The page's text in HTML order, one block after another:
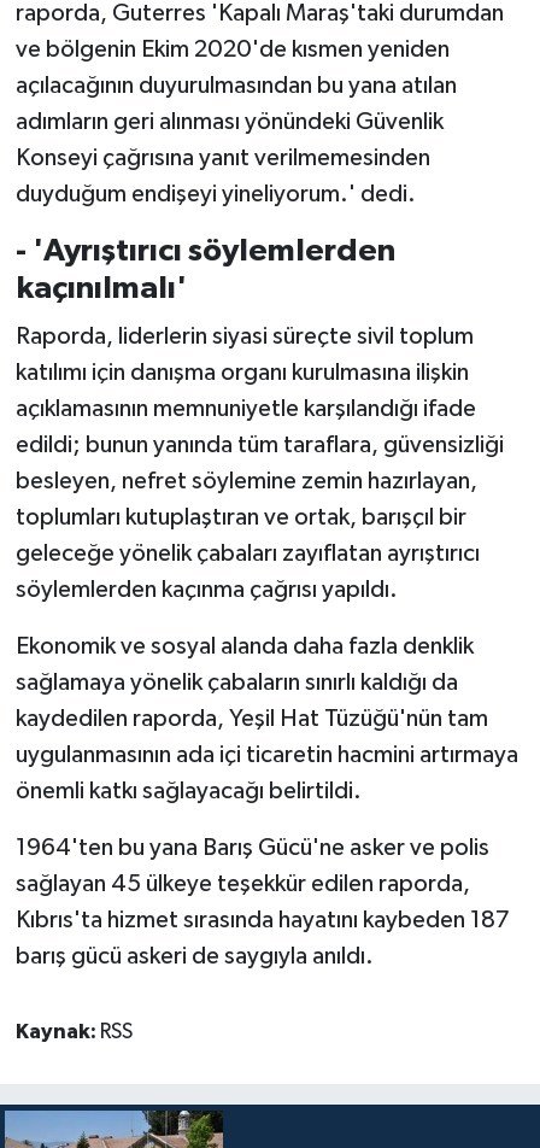
raporda, Guterres 'Kapalı Maraş'taki durumdan
ve bölgenin Ekim 2020'de kısmen yeniden
açılacağının duyurulmasından bu yana atılan
adımların geri alınması yönündeki Güvenlik
Konseyi çağrısına yanıt verilmemesinden
duyduğum endişeyi yineliyorum.' dedi.
- 'Ayrıştırıcı söylemlerden
kaçınılmalı'
Raporda, liderlerin siyasi süreçte sivil toplum
katılımı için danışma organı kurulmasına ilişkin
açıklamasının memnuniyetle karşılandığı ifade
edildi; bunun yanında tüm taraflara, güvensizliği
besleyen, nefret söylemine zemin hazırlayan,
toplumları kutuplaştıran ve ortak, barışçıl bir
geleceğe yönelik çabaları zayıflatan ayrıştırıcı
söylemlerden kaçınma çağrısı yapıldı.
Ekonomik ve sosyal alanda daha fazla denklik
sağlamaya yönelik çabaların sınırlı kaldığı da
kaydedilen raporda, Yeşil Hat Tüzüğü'nün tam
uygulanmasının ada içi ticaretin hacmini artırmaya
önemli katkı sağlayacağı belirtildi.
1964'ten bu yana Barış Gücü'ne asker ve polis
sağlayan 45 ülkeye teşekkür edilen raporda,
Kıbrıs'ta hizmet sırasında hayatını kaybeden 187
barış gücü askeri de saygıyla anıldı.
Kaynak: RSS